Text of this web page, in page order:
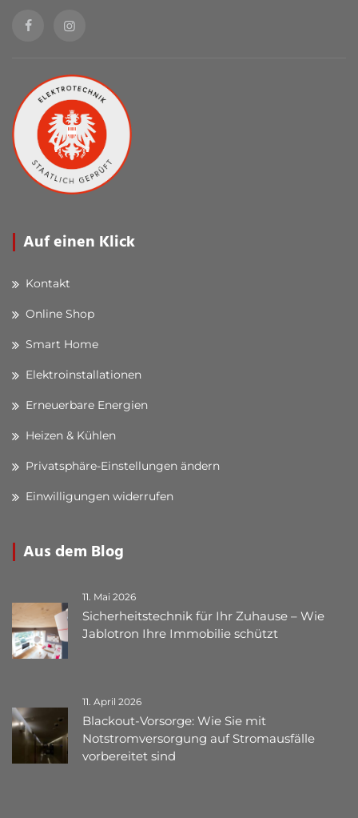
Auf einen Klick
Kontakt
Online Shop
Smart Home
Elektroinstallationen
Erneuerbare Energien
Heizen & Kühlen
Privatsphäre-Einstellungen ändern
Einwilligungen widerrufen
Aus dem Blog
11. Mai 2026
Sicherheitstechnik für Ihr Zuhause – Wie
Jablotron Ihre Immobilie schützt
11. April 2026
Blackout-Vorsorge: Wie Sie mit
Notstromversorgung auf Stromausfälle
vorbereitet sind